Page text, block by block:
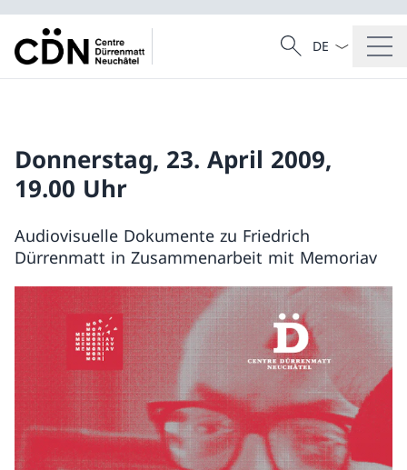
Suche
Suche
Sprach
Donnerstag, 23. April 2009,
19.00 Uhr
Audiovisuelle Dokumente zu Friedrich
Dürrenmatt in Zusammenarbeit mit Memoriav